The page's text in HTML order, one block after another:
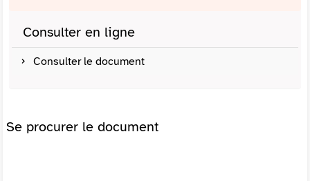
Consulter en ligne
Consulter le document
Se procurer le document